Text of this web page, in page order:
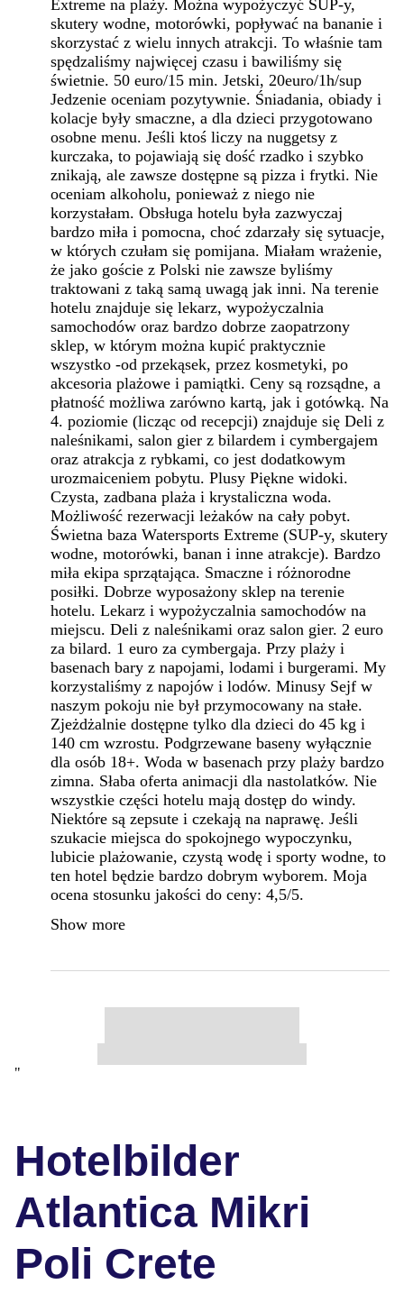
Extreme na plaży. Można wypożyczyć SUP-y,
skutery wodne, motorówki, popływać na bananie i
skorzystać z wielu innych atrakcji. To właśnie tam
spędzaliśmy najwięcej czasu i bawiliśmy się
świetnie. 50 euro/15 min. Jetski, 20euro/1h/sup
Jedzenie oceniam pozytywnie. Śniadania, obiady i
kolacje były smaczne, a dla dzieci przygotowano
osobne menu. Jeśli ktoś liczy na nuggetsy z
kurczaka, to pojawiają się dość rzadko i szybko
znikają, ale zawsze dostępne są pizza i frytki. Nie
oceniam alkoholu, ponieważ z niego nie
korzystałam. Obsługa hotelu była zazwyczaj
bardzo miła i pomocna, choć zdarzały się sytuacje,
w których czułam się pomijana. Miałam wrażenie,
że jako goście z Polski nie zawsze byliśmy
traktowani z taką samą uwagą jak inni. Na terenie
hotelu znajduje się lekarz, wypożyczalnia
samochodów oraz bardzo dobrze zaopatrzony
sklep, w którym można kupić praktycznie
wszystko -od przekąsek, przez kosmetyki, po
akcesoria plażowe i pamiątki. Ceny są rozsądne, a
płatność możliwa zarówno kartą, jak i gotówką. Na
4. poziomie (licząc od recepcji) znajduje się Deli z
naleśnikami, salon gier z bilardem i cymbergajem
oraz atrakcja z rybkami, co jest dodatkowym
urozmaiceniem pobytu. Plusy Piękne widoki.
Czysta, zadbana plaża i krystaliczna woda.
Możliwość rezerwacji leżaków na cały pobyt.
Świetna baza Watersports Extreme (SUP-y, skutery
wodne, motorówki, banan i inne atrakcje). Bardzo
miła ekipa sprzątająca. Smaczne i różnorodne
posiłki. Dobrze wyposażony sklep na terenie
hotelu. Lekarz i wypożyczalnia samochodów na
miejscu. Deli z naleśnikami oraz salon gier. 2 euro
za bilard. 1 euro za cymbergaja. Przy plaży i
basenach bary z napojami, lodami i burgerami. My
korzystaliśmy z napojów i lodów. Minusy Sejf w
naszym pokoju nie był przymocowany na stałe.
Zjeżdżalnie dostępne tylko dla dzieci do 45 kg i
140 cm wzrostu. Podgrzewane baseny wyłącznie
dla osób 18+. Woda w basenach przy plaży bardzo
zimna. Słaba oferta animacji dla nastolatków. Nie
wszystkie części hotelu mają dostęp do windy.
Niektóre są zepsute i czekają na naprawę. Jeśli
szukacie miejsca do spokojnego wypoczynku,
lubicie plażowanie, czystą wodę i sporty wodne, to
ten hotel będzie bardzo dobrym wyborem. Moja
ocena stosunku jakości do ceny: 4,5/5.
Show more
"
Hotelbilder
Atlantica Mikri
Poli Crete